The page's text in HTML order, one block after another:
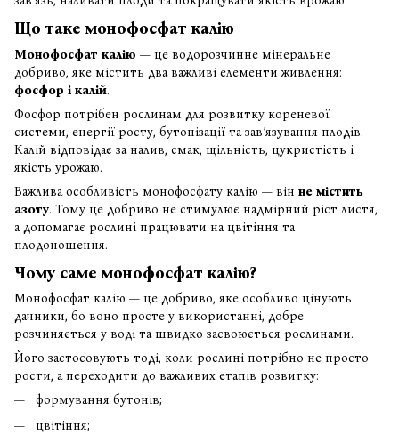
Що таке монофосфат калію
Монофосфат калію — це водорозчинне мінеральне
добриво, яке містить два важливі елементи живлення:
фосфор і калій.
Фосфор потрібен рослинам для розвитку кореневої
системи, енергії росту, бутонізації та зав’язування плодів.
Калій відповідає за налив, смак, щільність, цукристість і
якість урожаю.
Важлива особливість монофосфату калію — він не містить
азоту. Тому це добриво не стимулює надмірний ріст листя,
а допомагає рослині працювати на цвітіння та
плодоношення.
Чому саме монофосфат калію?
Монофосфат калію — це добриво, яке особливо цінують
дачники, бо воно просте у використанні, добре
розчиняється у воді та швидко засвоюється рослинами.
Його застосовують тоді, коли рослині потрібно не просто
рости, а переходити до важливих етапів розвитку:
формування бутонів;
цвітіння;